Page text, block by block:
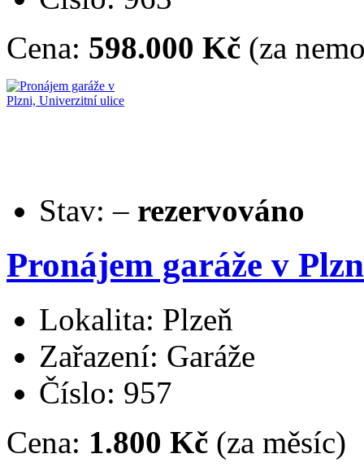
Cena: 598.000 Kč (za
Stav: – rezervováno
Pronájem garáže v
Lokalita: Plzeň
Zařazení: Garáže
Číslo: 957
Cena: 1.800 Kč (za měsíc)